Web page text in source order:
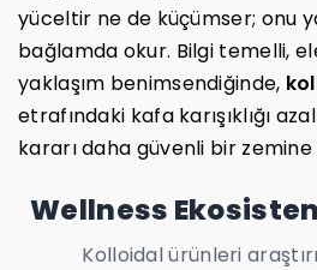
yüceltir ne de küçümser; onu
bağlamda okur. Bilgi temelli,
yaklaşım benimsendiğinde,
etrafındaki kafa karışıklığı
kararı daha güvenli bir
Wellness
Kolloidal ürünleri